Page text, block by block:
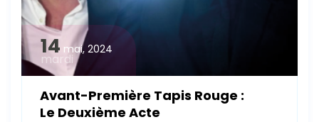
14 mai, 2024
mardi
Avant-Première Tapis Rouge :
Le Deuxième Acte